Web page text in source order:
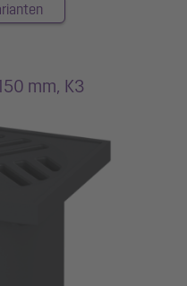
mm, K3